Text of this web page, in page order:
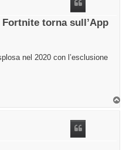
torna sull’App
nel 2020 con l’esclusione